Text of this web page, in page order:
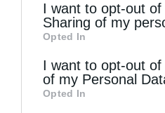
information by third
of downstream
information may also
third parties on the
Downstream
I want to opt-out of
Sharing of my
Opted In
I want to opt-out of
of my Personal
Opted In
Ο Ελληνικός Ερυθρός
πυρόπληκτους της...